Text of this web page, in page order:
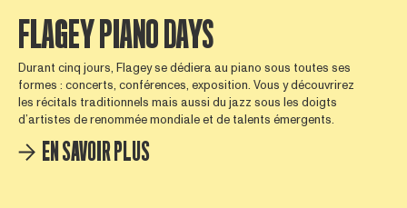
FLAGEY PIANO DAYS
Durant cinq jours, Flagey se dédiera au piano sous toutes ses
formes : concerts, conférences, exposition. Vous y découvrirez
les récitals traditionnels mais aussi du jazz sous les doigts
d’artistes de renommée mondiale et de talents émergents.
EN SAVOIR PLUS